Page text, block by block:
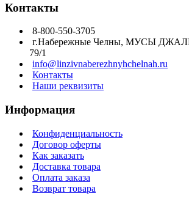
Контакты
8-800-550-3705
г.Набережные Челны, МУСЫ
79/1
info@linzivnaberezhnyhchelnah.ru
Контакты
Наши реквизиты
Информация
Конфиденциальность
Договор оферты
Как заказать
Доставка товара
Оплата заказа
Возврат товара